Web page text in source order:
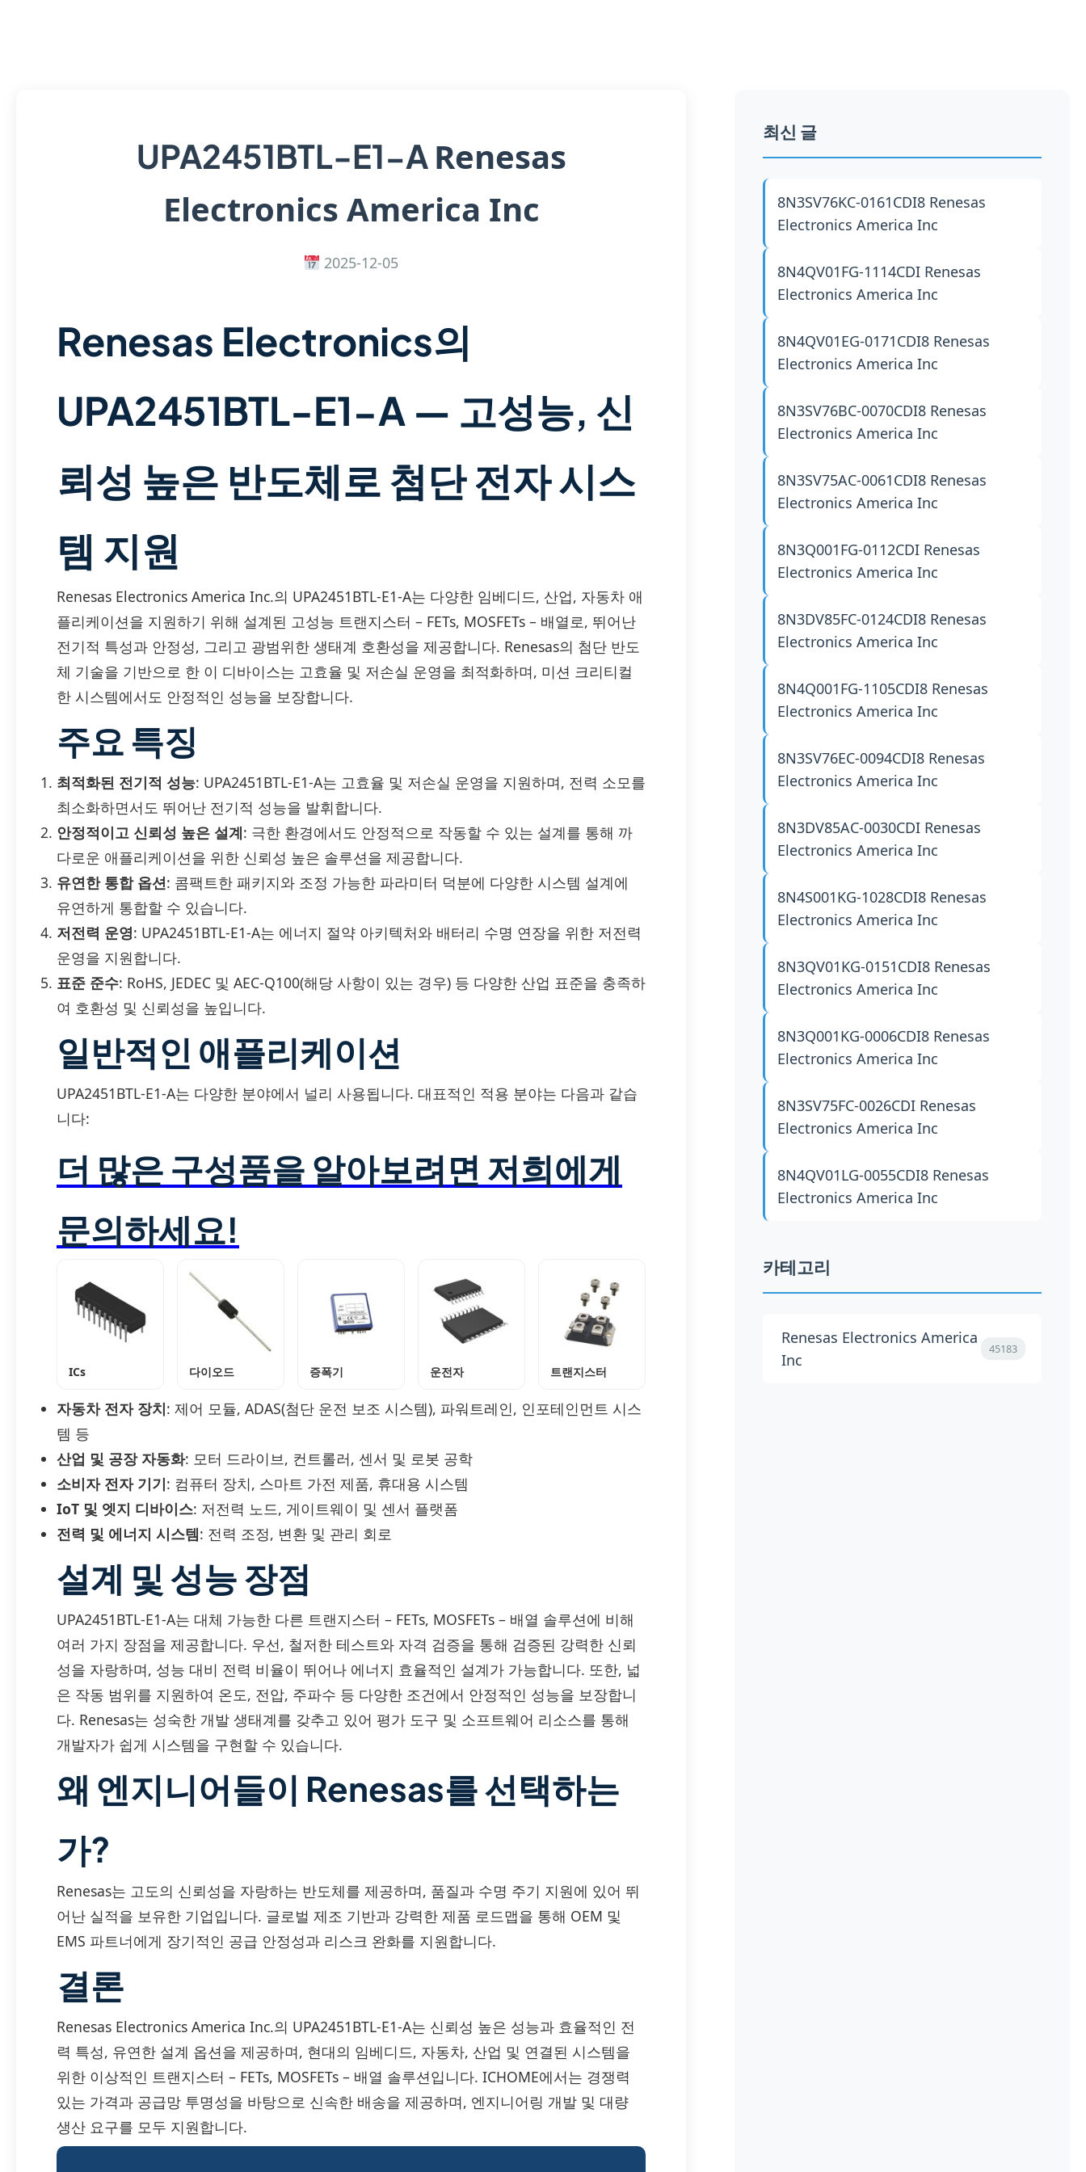
UPA2451BTL-E1-ARenesas
Electronics America Inc
2025-12-05
Renesas Electronics의
UPA2451BTL-E1-A — 고성능, 신
뢰성 높은 반도체로 첨단 전자 시스
템 지원
Renesas Electronics America Inc.의 UPA2451BTL-E1-A는 다양한 임베디드, 산업, 자동차 애
플리케이션을 지원하기 위해 설계된 고성능 트랜지스터 – FETs, MOSFETs – 배열로, 뛰어난
전기적 특성과 안정성, 그리고 광범위한 생태계 호환성을 제공합니다. Renesas의 첨단 반도
체 기술을 기반으로 한 이 디바이스는 고효율 및 저손실 운영을 최적화하며, 미션 크리티컬
한 시스템에서도 안정적인 성능을 보장합니다.
주요 특징
최적화된 전기적 성능: UPA2451BTL-E1-A는 고효율 및 저손실 운영을 지원하며, 전력 소모를
최소화하면서도 뛰어난 전기적 성능을 발휘합니다.
안정적이고 신뢰성 높은 설계: 극한 환경에서도 안정적으로 작동할 수 있는 설계를 통해 까
다로운 애플리케이션을 위한 신뢰성 높은 솔루션을 제공합니다.
유연한 통합 옵션: 콤팩트한 패키지와 조정 가능한 파라미터 덕분에 다양한 시스템 설계에
유연하게 통합할 수 있습니다.
저전력 운영: UPA2451BTL-E1-A는 에너지 절약 아키텍처와 배터리 수명 연장을 위한 저전력
운영을 지원합니다.
표준 준수: RoHS, JEDEC 및 AEC-Q100(해당 사항이 있는 경우) 등 다양한 산업 표준을 충족하
여 호환성 및 신뢰성을 높입니다.
일반적인 애플리케이션
UPA2451BTL-E1-A는 다양한 분야에서 널리 사용됩니다. 대표적인 적용 분야는 다음과 같습
니다:
더 많은 구성품을 알아보려면 저희에게
문의하세요!
ICs 다이오드 증폭기 운전자 트랜지스터
자동차 전자 장치: 제어 모듈, ADAS(첨단 운전 보조 시스템), 파워트레인, 인포테인먼트 시스
템 등
산업 및 공장 자동화: 모터 드라이브, 컨트롤러, 센서 및 로봇 공학
소비자 전자 기기: 컴퓨터 장치, 스마트 가전 제품, 휴대용 시스템
IoT 및 엣지 디바이스: 저전력 노드, 게이트웨이 및 센서 플랫폼
전력 및 에너지 시스템: 전력 조정, 변환 및 관리 회로
설계 및 성능 장점
UPA2451BTL-E1-A는 대체 가능한 다른 트랜지스터 – FETs, MOSFETs – 배열 솔루션에 비해
여러 가지 장점을 제공합니다. 우선, 철저한 테스트와 자격 검증을 통해 검증된 강력한 신뢰
성을 자랑하며, 성능 대비 전력 비율이 뛰어나 에너지 효율적인 설계가 가능합니다. 또한, 넓
은 작동 범위를 지원하여 온도, 전압, 주파수 등 다양한 조건에서 안정적인 성능을 보장합니
다. Renesas는 성숙한 개발 생태계를 갖추고 있어 평가 도구 및 소프트웨어 리소스를 통해
개발자가 쉽게 시스템을 구현할 수 있습니다.
왜 엔지니어들이 Renesas를 선택하는
가?
Renesas는 고도의 신뢰성을 자랑하는 반도체를 제공하며, 품질과 수명 주기 지원에 있어 뛰
어난 실적을 보유한 기업입니다. 글로벌 제조 기반과 강력한 제품 로드맵을 통해 OEM 및
EMS 파트너에게 장기적인 공급 안정성과 리스크 완화를 지원합니다.
결론
Renesas Electronics America Inc.의 UPA2451BTL-E1-A는 신뢰성 높은 성능과 효율적인 전
력 특성, 유연한 설계 옵션을 제공하며, 현대의 임베디드, 자동차, 산업 및 연결된 시스템을
위한 이상적인 트랜지스터 – FETs, MOSFETs – 배열 솔루션입니다. ICHOME에서는 경쟁력
있는 가격과 공급망 투명성을 바탕으로 신속한 배송을 제공하며, 엔지니어링 개발 및 대량
생산 요구를 모두 지원합니다.
최신 글
8N3SV76KC-0161CDI8 Renesas
Electronics America Inc
8N4QV01FG-1114CDI Renesas
Electronics America Inc
8N4QV01EG-0171CDI8 Renesas
Electronics America Inc
8N3SV76BC-0070CDI8 Renesas
Electronics America Inc
8N3SV75AC-0061CDI8 Renesas
Electronics America Inc
8N3Q001FG-0112CDI Renesas
Electronics America Inc
8N3DV85FC-0124CDI8 Renesas
Electronics America Inc
8N4Q001FG-1105CDI8 Renesas
Electronics America Inc
8N3SV76EC-0094CDI8 Renesas
Electronics America Inc
8N3DV85AC-0030CDI Renesas
Electronics America Inc
8N4S001KG-1028CDI8 Renesas
Electronics America Inc
8N3QV01KG-0151CDI8 Renesas
Electronics America Inc
8N3Q001KG-0006CDI8 Renesas
Electronics America Inc
8N3SV75FC-0026CDI Renesas
Electronics America Inc
8N4QV01LG-0055CDI8 Renesas
Electronics America Inc
카테고리
Renesas Electronics America
Inc
45183